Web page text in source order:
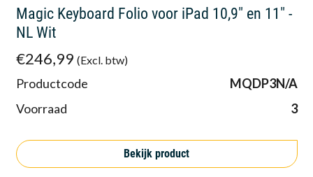
Magic Keyboard Folio voor iPad 10,9" en 11" -
NL Wit
€246,99 (Excl. btw)
Productcode
MQDP3N/A
Voorraad
3
Bekijk product